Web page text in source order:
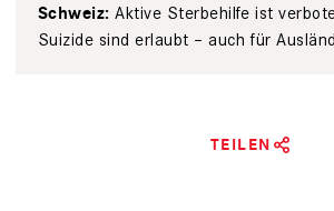
Schweiz:Aktive Sterbehilfe ist
Suizide sind erlaubt – auch für
TEILEN